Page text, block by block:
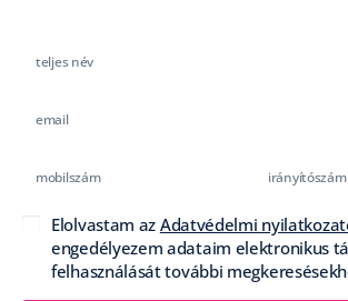
Elolvastam az Adatvédelmi
engedélyezem adataim elektronikus
felhasználását további